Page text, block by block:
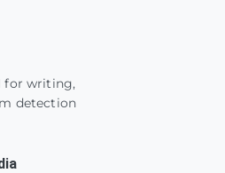
for writing,
detection